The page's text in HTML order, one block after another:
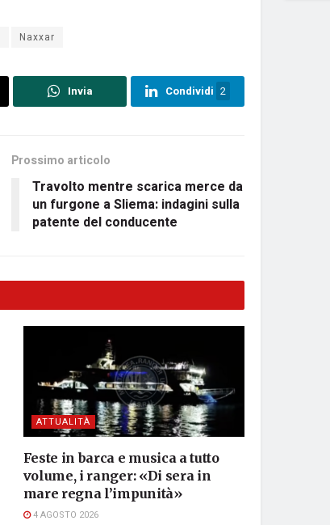
Naxxar
Invia Condividi 2
Prossimo articolo
Travolto mentre scarica merce da
un furgone a Sliema: indagini sulla
patente del conducente
ATTUALITÀ
Feste in barca e musica a tutto
volume, i ranger: «Di sera in
mare regna l’impunità»
4 AGOSTO 2026